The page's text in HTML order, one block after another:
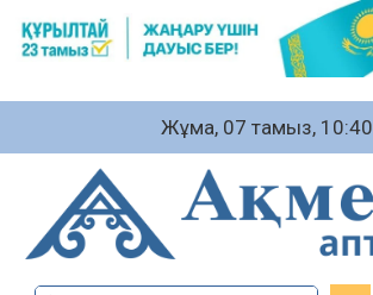
Жұма, 07 тамыз, 10:40